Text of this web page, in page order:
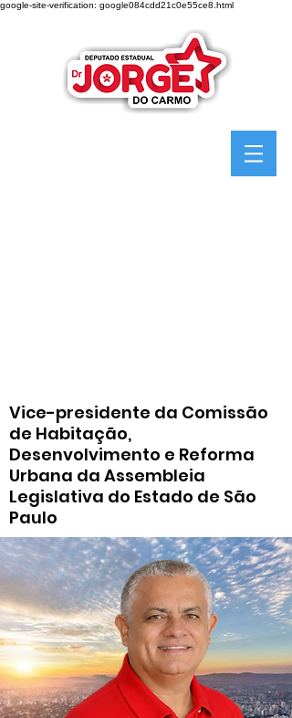
google-site-verification: google084cdd21c0e55ce8.html
Vice-presidente da Comissão
de Habitação,
Desenvolvimento e Reforma
Urbana da Assembleia
Legislativa do Estado de São
Paulo